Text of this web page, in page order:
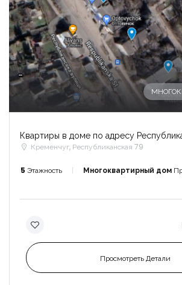
-
Квартиры в доме по адресу
Кременчуг, Республиканская 79
5 Этажность Многоквартирный дом
Просмотреть Детали